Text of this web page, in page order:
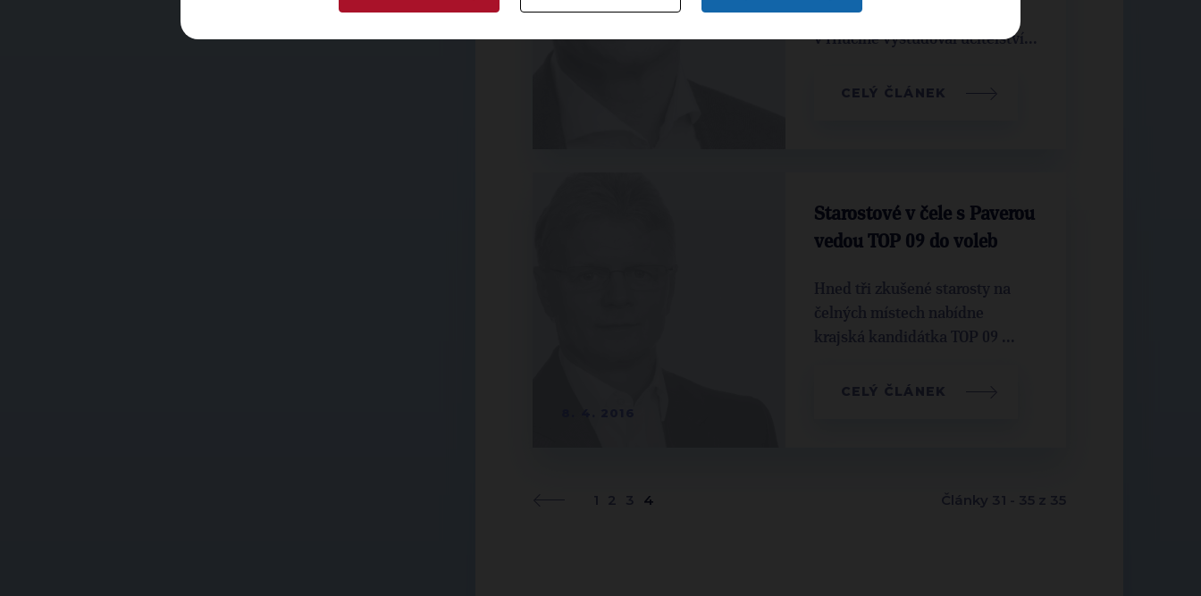
absolvování gymnázia
v Hlučíně vystudoval učitelství...
CELÝ ČLÁNEK
Starostové v čele s Paverou
vedou TOP 09 do voleb
Hned tři zkušené starosty na
čelných místech nabídne
krajská kandidátka TOP 09 ...
CELÝ ČLÁNEK
1 2 3 4 Články 31 - 35 z 35